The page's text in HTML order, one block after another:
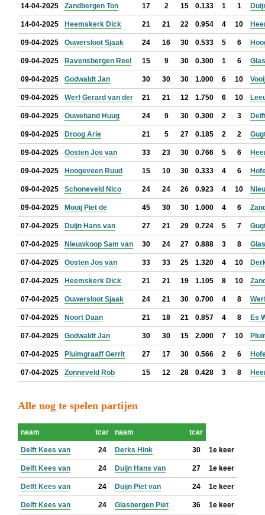
14-04-2025 Zandbergen Ton 17 2 15 0.133 1 1
14-04-2025 Heemskerk Dick 21 21 22 0.954 4 10
09-04-2025 Ouwersloot Sjaak 24 16 30 0.533 5 6
09-04-2025 Ravensbergen Reel 15 9 30 0.300 1 6
09-04-2025 Godwaldt Jan 30 30 30 1.000 6 10
09-04-2025 Werf Gerard van der 21 21 12 1.750 6 10
09-04-2025 Ouwehand Huug 24 9 30 0.300 2 3
09-04-2025 Droog Arie 21 5 27 0.185 2 2
09-04-2025 Oosten Jos van 33 23 30 0.766 5 6
09-04-2025 Hoogeveen Ruud 15 10 30 0.333 4 6
09-04-2025 Schoneveld Nico 24 24 26 0.923 4 10
09-04-2025 Mooij Piet de 45 30 30 1.000 4 6
07-04-2025 Duijn Hans van 27 21 29 0.724 5 7
07-04-2025 Nieuwkoop Sam van 30 24 27 0.888 3 8
07-04-2025 Oosten Jos van 33 33 25 1.320 4 10
07-04-2025 Heemskerk Dick 21 21 19 1.105 8 10
07-04-2025 Ouwersloot Sjaak 24 21 30 0.700 4 8
07-04-2025 Noort Daan 21 18 21 0.857 4 8 Es
07-04-2025 Godwaldt Jan 30 30 15 2.000 7 10
07-04-2025 Pluimgraaff Gerrit 27 17 30 0.566 2 6
07-04-2025 Zonneveld Rob 15 12 28 0.428 3 8
Alle nog te spelen partijen
naam tcar naam tcar
Delft Kees van 24 Derks Hink 30 1e keer
Delft Kees van 24 Duijn Hans van 27 1e keer
Delft Kees van 24 Duijn Piet van 24 1e keer
Delft Kees van 24 Glasbergen Piet 36 1e keer